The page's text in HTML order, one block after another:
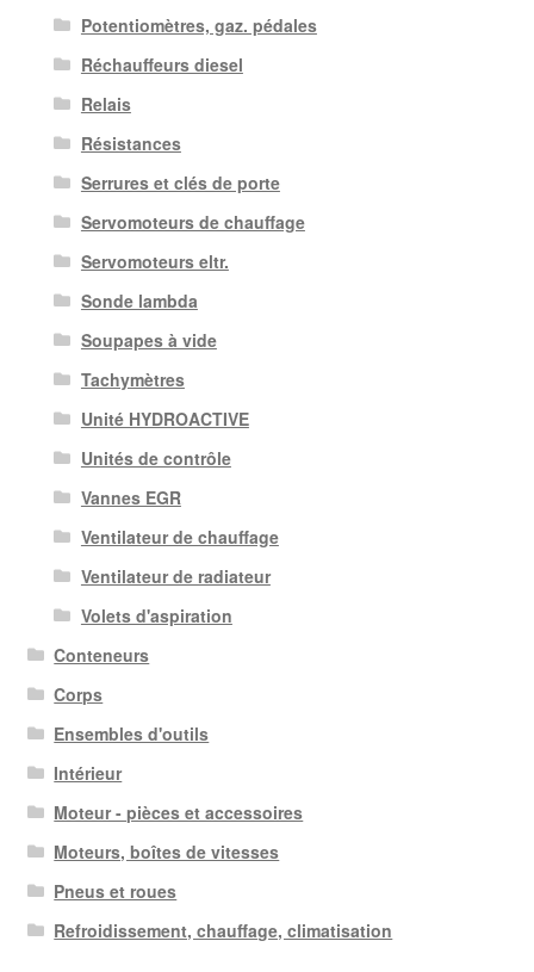
Potentiomètres, gaz. pédales
Réchauffeurs diesel
Relais
Résistances
Serrures et clés de porte
Servomoteurs de chauffage
Servomoteurs eltr.
Sonde lambda
Soupapes à vide
Tachymètres
Unité HYDROACTIVE
Unités de contrôle
Vannes EGR
Ventilateur de chauffage
Ventilateur de radiateur
Volets d'aspiration
Conteneurs
Corps
Ensembles d'outils
Intérieur
Moteur - pièces et accessoires
Moteurs, boîtes de vitesses
Pneus et roues
Refroidissement, chauffage, climatisation